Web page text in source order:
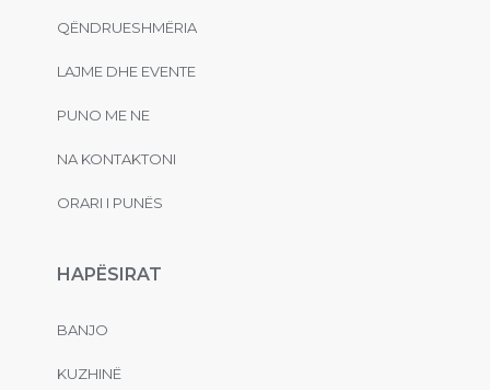
QËNDRUESHMËRIA
LAJME DHE EVENTE
PUNO ME NE
NA KONTAKTONI
ORARI I PUNËS
HAPËSIRAT
BANJO
KUZHINË